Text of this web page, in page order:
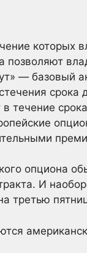
которых
позволяют
— базовый
срока
течение
опциона
И
третью